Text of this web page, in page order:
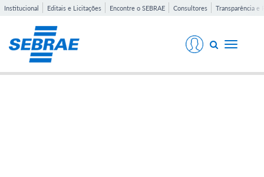
Institucional Editais e Licitações Encontre o SEBRAE Consultores Transparência e
Toggle